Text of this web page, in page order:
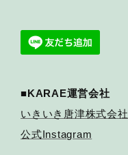
■KARAE運営会社
いきいき唐津株式会社
公式Instagram